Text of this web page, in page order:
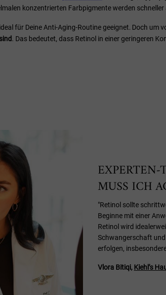
konzentrierten Farbpigmente werden
für Deine Anti-Aging-Routine geeignet. Doch
. Das bedeutet, dass Retinol in einer geringeren
MUSS ICH
"Retinol sollte
Beginne mit einer
Retinol wird
Schwangerschaft
erfolgen,
Vlora Bitiqi, Kiehl’s